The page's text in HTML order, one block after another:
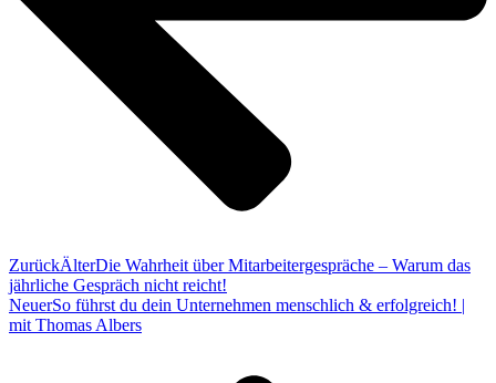
ZurückÄlterDie Wahrheit über Mitarbeitergespräche – Warum das
jährliche Gespräch nicht reicht!
NeuerSo führst du dein Unternehmen menschlich & erfolgreich! |
mit Thomas Albers